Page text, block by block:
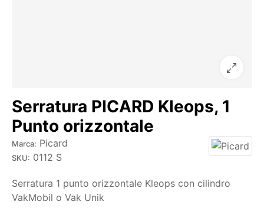
Serratura PICARD Kleops, 1
Punto orizzontale
Marca: Picard
SKU: 0112 S
Serratura 1 punto orizzontale Kleops con cilindro
VakMobil o Vak Unik